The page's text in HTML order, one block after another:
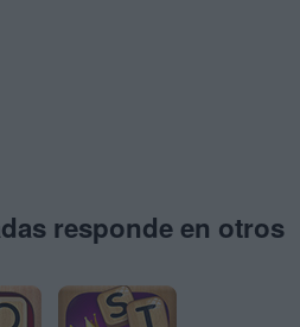
responde en otros